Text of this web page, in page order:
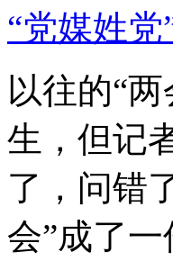
“党媒姓党
以往的“
生，但记
了，问错
会”成了